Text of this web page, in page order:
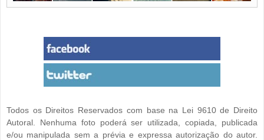
Todos os Direitos Reservados com base na Lei 9610 de Direito
Autoral. Nenhuma foto poderá ser utilizada, copiada, publicada
e/ou manipulada sem a prévia e expressa autorização do autor.